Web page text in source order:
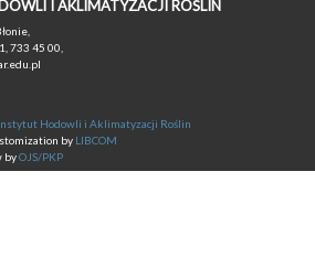
I AKLIMATYZACJI ROŚLIN
733 45 00,
Hodowli i Aklimatyzacji Roślin
by LIBCOM
byOJS/PKP